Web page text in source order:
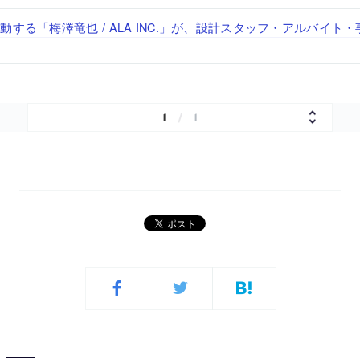
「axonometric株式会社」が、設計スタッフ（経験者・既卒・
“価値循環の仕組み”を作り、リモートワーク主体の働き方を実
、設計パートナー (業務委託) を募集中
る建築を手掛け、スタッフ同士で助け合う環境づくりも行う「
する「梅澤竜也 / ALA INC.」が、設計スタッフ・アルバイト・
1 / 1